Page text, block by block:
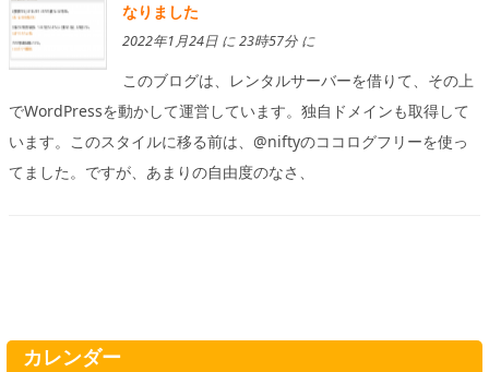
なりました
2022年1月24日 に 23時57分 に
このブログは、レンタルサーバーを借りて、その上
でWordPressを動かして運営しています。独自ドメインも取得して
います。このスタイルに移る前は、@niftyのココログフリーを使っ
てました。ですが、あまりの自由度のなさ、
カレンダー